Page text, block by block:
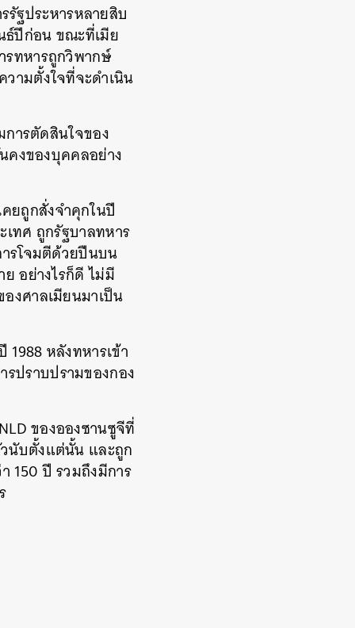
ฐประหารหลายสิบ
ธ์ปีก่อน ขณะที่เมีย
รทหารถูกวิพากษ์
ามตั้งใจที่จะดำเนิน
การตัดสินใจของ
คงของบุคคลอย่าง
ยถูกสั่งจำคุกในปี
ทศ ถูกรัฐบาลทหาร
ารโจมตีด้วยปืนบน
อย่างไรก็ดี ไม่มี
งศาลเมียนมาเป็น
หลังทหารเข้า
ปราบปรามของกอง
ของอองซานซูจีที่
นับตั้งแต่นั้น และถูก
150 ปี รวมถึงมีการ